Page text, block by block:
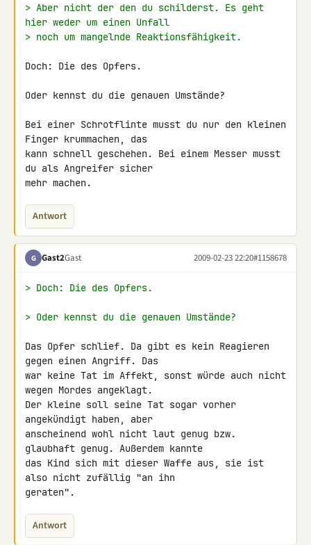
> Aber nicht der den du schilderst. Es geht
hier weder um einen Unfall
> noch um mangelnde Reaktionsfähigkeit.
Doch: Die des Opfers.
Oder kennst du die genauen Umstände?
Bei einer Schrotflinte musst du nur den kleinen
Finger krummachen, das
kann schnell geschehen. Bei einem Messer musst
du als Angreifer sicher
mehr machen.
Antwort
G Gast2Gast 2009-02-23 22:20#1158678
> Doch: Die des Opfers.
> Oder kennst du die genauen Umstände?
Das Opfer schlief. Da gibt es kein Reagieren
gegen einen Angriff. Das
war keine Tat im Affekt, sonst würde auch nicht
wegen Mordes angeklagt.
Der kleine soll seine Tat sogar vorher
angekündigt haben, aber
anscheinend wohl nicht laut genug bzw.
glaubhaft genug. Außerdem kannte
das Kind sich mit dieser Waffe aus, sie ist
also nicht zufällig "an ihn
geraten".
Antwort